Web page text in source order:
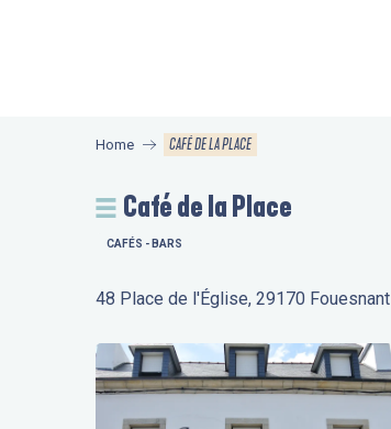
Home CAFÉ DE LA PLACE
Café de la Place
CAFÉS - BARS
48 Place de l'Église, 29170 Fouesnant